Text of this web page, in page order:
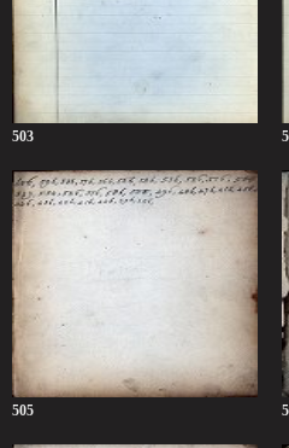
503
505